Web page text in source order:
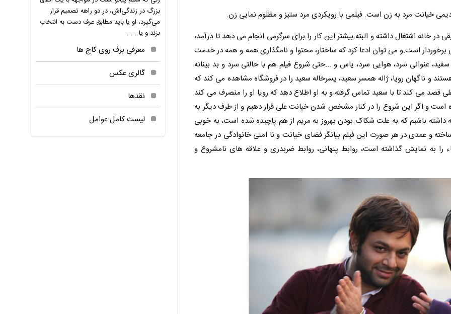
خیانت مرد به زن است. فیلمی با رویکردی مرد ستیز و مظلوم نمایی زن.
خانه اشتغال داشته و البته بیشتر این کار را برای سرگرمی انجام می دهد تا درآمد،
است.و می توان ادعا کرد که ساختار، محتوا و نامگذاری همه و همه در خدمت
عنوانی سرد، هوایی سرد، یاس و ...حتی شروع فیلم هم با حالتی سرد و بد بینانه
و ناگهان رویا، ژاله همسر سعید، پسرخاله سعید را در فروشگاه مشاهده می کند که
قصد می کند تا با سعید تماس گرفته و به او اطلاع دهد که رویا او را منصرف می کند
است.و اگر این شروع را در کنار مشخص شدن خیانت علی قرار دهیم و از طرف دیگر به
داشته باشیم که به علت شکاک بودن بهروز به مریم از هم پاچیده شده است، به خوبی
و عمدی.در هر صورت این فیلم بیانگر فضای خیانت و نا امنی خانوادگی در جامعه
به نمایش گذاشته است، روابط پنهانی، روابط ضربدری و علاقه های نامشروع و
بزرگ در زندگی‌اش، در دو راهه تصمیم قرار
می‌گیرد، او یا باید مطابق عرف دست به انتخاب
بزند و یا . . .
معرفی برف روی کاج ها
گالری عکس
نقدها
لیست کامل عوامل